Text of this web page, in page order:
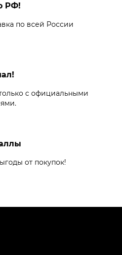
РФ!
по всей России
с официальными
от покупок!